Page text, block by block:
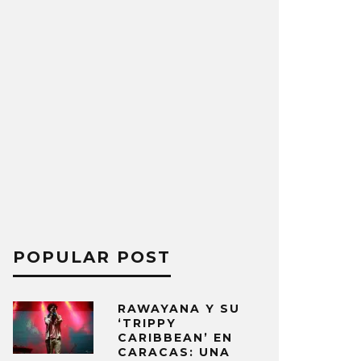
POPULAR POST
RAWAYANA Y SU
‘TRIPPY
CARIBBEAN’ EN
CARACAS: UNA